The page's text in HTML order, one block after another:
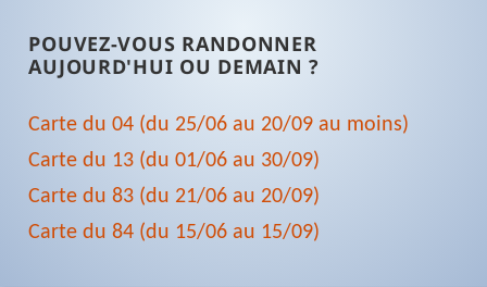
POUVEZ-VOUS RANDONNER
AUJOURD'HUI OU DEMAIN ?
Carte du 04 (du 25/06 au 20/09 au moins)
Carte du 13 (du 01/06 au 30/09)
Carte du 83 (du 21/06 au 20/09)
Carte du 84 (du 15/06 au 15/09)